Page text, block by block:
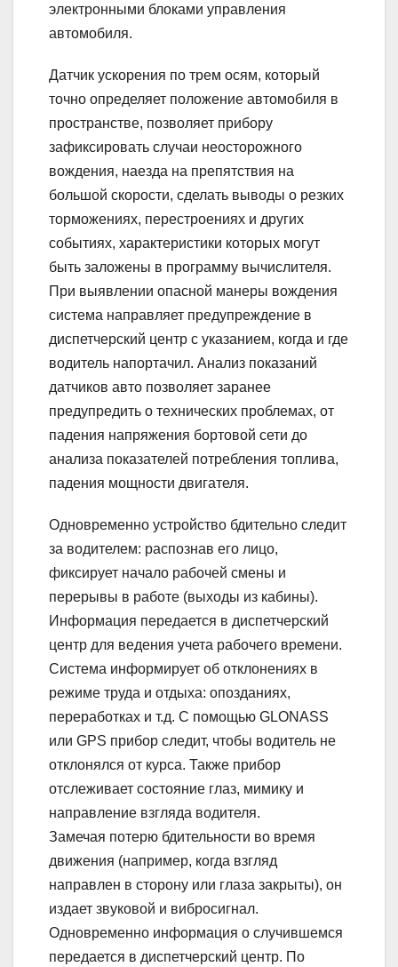
электронными блоками управления
автомобиля.
Датчик ускорения по трем осям, который
точно определяет положение автомобиля в
пространстве, позволяет прибору
зафиксировать случаи неосторожного
вождения, наезда на препятствия на
большой скорости, сделать выводы о резких
торможениях, перестроениях и других
событиях, характеристики которых могут
быть заложены в программу вычислителя.
При выявлении опасной манеры вождения
система направляет предупреждение в
диспетчерский центр с указанием, когда и где
водитель напортачил. Анализ показаний
датчиков авто позволяет заранее
предупредить о технических проблемах, от
падения напряжения бортовой сети до
анализа показателей потребления топлива,
падения мощности двигателя.
Одновременно устройство бдительно следит
за водителем: распознав его лицо,
фиксирует начало рабочей смены и
перерывы в работе (выходы из кабины).
Информация передается в диспетчерский
центр для ведения учета рабочего времени.
Система информирует об отклонениях в
режиме труда и отдыха: опозданиях,
переработках и т.д. С помощью GLONASS
или GPS прибор следит, чтобы водитель не
отклонялся от курса. Также прибор
отслеживает состояние глаз, мимику и
направление взгляда водителя.
Замечая потерю бдительности во время
движения (например, когда взгляд
направлен в сторону или глаза закрыты), он
издает звуковой и вибросигнал.
Одновременно информация о случившемся
передается в диспетчерский центр. По